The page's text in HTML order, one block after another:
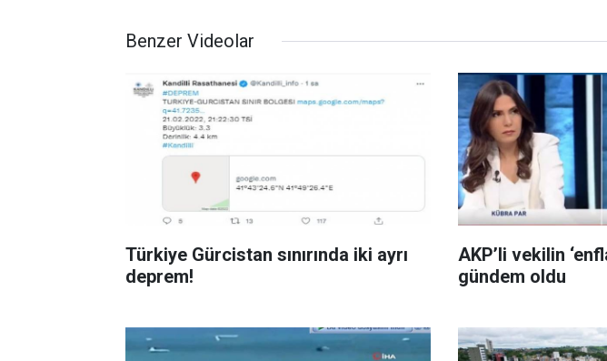
Benzer Videolar
Türkiye Gürcistan sınırında iki ayrı
deprem!
AKP’li vekilin
gündem oldu